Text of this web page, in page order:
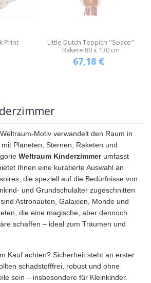
Print
Little Dutch Teppich "Space"
Rakete 80 x 130 cm
67,18 €
Motiv verwandelt den Raum in
Planeten, Sternen, Raketen und
Weltraum Kinderzimmerumfasst
Ihnen eine kuratierte Auswahl an
die speziell auf die Bedürfnisse von
und Grundschulalter zugeschnitten
Astronauten, Galaxien, Monde und
die eine magische, aber dennoch
schaffen – ideal zum Träumen und
Kauf achten? Sicherheit steht an erster
schadstofffrei, robust und ohne
sein – insbesondere für Kleinkinder.